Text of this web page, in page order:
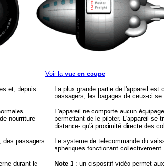
Voir lavue en coupe
et, depuis
nourriture
des passagers
durant le
La plus grande partie de l'appareil
passagers, les bagages de ceux-ci se
L'appareil ne comporte aucun
permettant de le piloter. L'appareil se
distance- qu'à proximité directe des
Le systeme de telecommande du
spheriques fonctionant
Note 1 : un dispositif vidéo permet